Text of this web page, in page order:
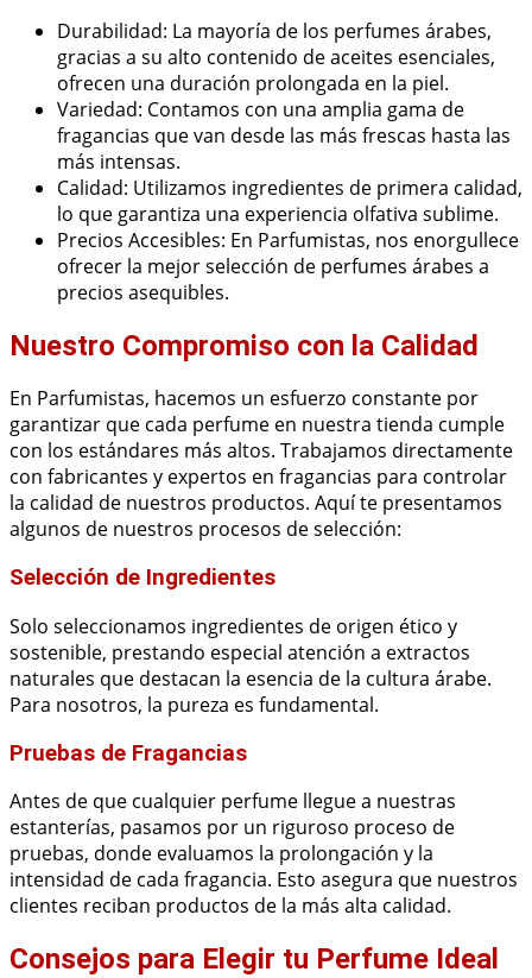
Durabilidad: La mayoría de los perfumes árabes,
gracias a su alto contenido de aceites esenciales,
ofrecen una duración prolongada en la piel.
Variedad: Contamos con una amplia gama de
fragancias que van desde las más frescas hasta las
más intensas.
Calidad: Utilizamos ingredientes de primera calidad,
lo que garantiza una experiencia olfativa sublime.
Precios Accesibles: En Parfumistas, nos enorgullece
ofrecer la mejor selección de perfumes árabes a
precios asequibles.
Nuestro Compromiso con la Calidad
En Parfumistas, hacemos un esfuerzo constante por
garantizar que cada perfume en nuestra tienda cumple
con los estándares más altos. Trabajamos directamente
con fabricantes y expertos en fragancias para controlar
la calidad de nuestros productos. Aquí te presentamos
algunos de nuestros procesos de selección:
Selección de Ingredientes
Solo seleccionamos ingredientes de origen ético y
sostenible, prestando especial atención a extractos
naturales que destacan la esencia de la cultura árabe.
Para nosotros, la pureza es fundamental.
Pruebas de Fragancias
Antes de que cualquier perfume llegue a nuestras
estanterías, pasamos por un riguroso proceso de
pruebas, donde evaluamos la prolongación y la
intensidad de cada fragancia. Esto asegura que nuestros
clientes reciban productos de la más alta calidad.
Consejos para Elegir tu Perfume Ideal